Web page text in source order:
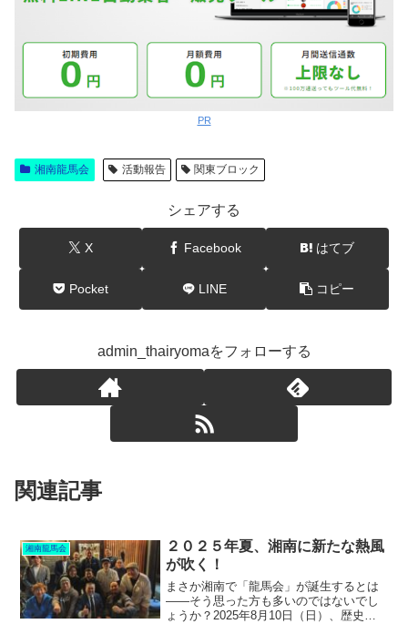
PR
湘南龍馬会 活動報告 関東ブロック
シェアする
X Facebook はてブ
Pocket LINE コピー
admin_thairyomaをフォローする
関連記事
湘南龍馬会
２０２５年夏、湘南に新たな熱風
が吹く！
まさか湘南で「龍馬会」が誕生するとは
――そう思った方も多いのではないでし
ょうか？2025年8月10日（日）、歴史的